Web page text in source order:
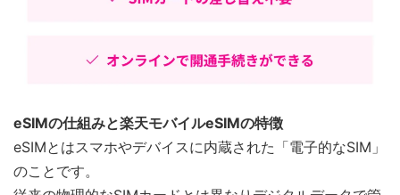
eSIMの仕組みと楽天モバイルeSIMの特徴
eSIMとはスマホやデバイスに内蔵された「電子的なSIM」
のことです。